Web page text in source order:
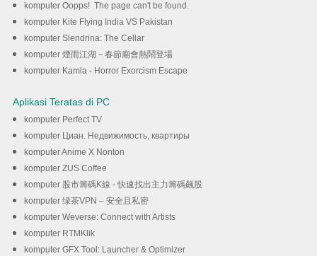
komputer Oopps! The page can't be found.
komputer Kite Flying India VS Pakistan
komputer Slendrina: The Cellar
komputer 煙雨江湖－春節廟會熱鬧登場
komputer Kamla - Horror Exorcism Escape
Aplikasi Teratas di PC
komputer Perfect TV
komputer Циан. Недвижимость, квартиры
komputer Anime X Nonton
komputer ZUS Coffee
komputer 股市籌碼K線 - 快速找出主力籌碼飆股
komputer 绿茶VPN – 安全且私密
komputer Weverse: Connect with Artists
komputer RTMKlik
komputer GFX Tool: Launcher & Optimizer